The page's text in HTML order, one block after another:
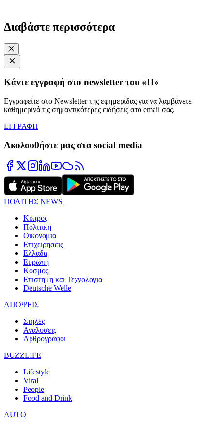
Διαβάστε περισσότερα
Κάντε εγγραφή στο newsletter του «Π»
Εγγραφείτε στο Newsletter της εφημερίδας για να λαμβάνετε
καθημερινά τις σημαντικότερες ειδήσεις στο email σας.
ΕΓΓΡΑΦΗ
Ακολουθήστε μας στα social media
ΠΟΛΙΤΗΣ NEWS
Κυπρος
Πολιτικη
Οικονομια
Επιχειρησεις
Ελλαδα
Ευρωπη
Κοσμος
Επιστημη και Τεχνολογια
Deutsche Welle
ΑΠΟΨΕΙΣ
Στηλες
Αναλυσεις
Αρθρογραφοι
BUZZLIFE
Lifestyle
Viral
People
Food and Drink
AUTO